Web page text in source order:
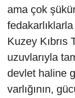
ama çok
Kuzey Kıbrıs
uzuvlarıyla
devlet haline
varlığının,